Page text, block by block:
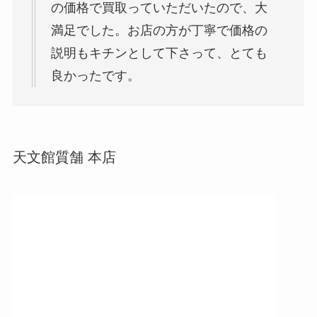
の価格で買取っていただいたので、大
満足でした。お店の方が丁寧で価格の
説明もキチンとして下さって、とても
良かったです。
天文館質舗 本店